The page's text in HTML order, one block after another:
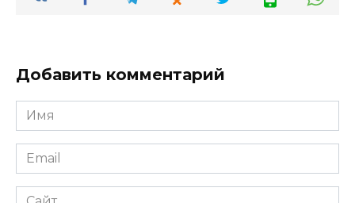
Добавить комментарий
Имя
*
Email
*
Сайт